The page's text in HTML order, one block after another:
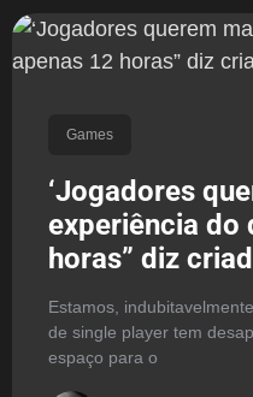
Games
‘Jogadores
experiência do
horas” diz
Estamos,
de single player tem
espaço para o